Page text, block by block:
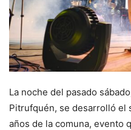
La noche del pasado
Pitrufquén, se desarrolló el
años de la comuna, evento